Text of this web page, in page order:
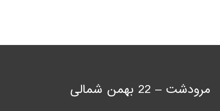
مرودشت – 22 بهمن شمالی